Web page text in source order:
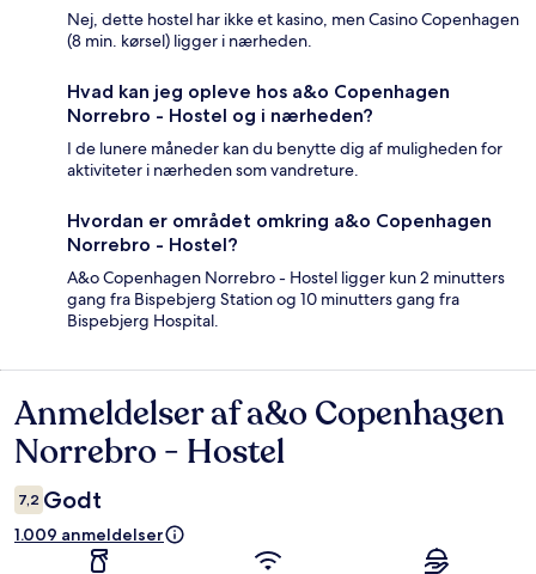
Nej, dette hostel har ikke et kasino, men Casino Copenhagen
(8 min. kørsel) ligger i nærheden.
Hvad kan jeg opleve hos a&o Copenhagen
Norrebro - Hostel og i nærheden?
I de lunere måneder kan du benytte dig af muligheden for
aktiviteter i nærheden som vandreture.
Hvordan er området omkring a&o Copenhagen
Norrebro - Hostel?
A&o Copenhagen Norrebro - Hostel ligger kun 2 minutters
gang fra Bispebjerg Station og 10 minutters gang fra
Bispebjerg Hospital.
Anmeldelser
Anmeldelser af a&o Copenhagen
Norrebro - Hostel
7,2 Godt
1.009 anmeldelser